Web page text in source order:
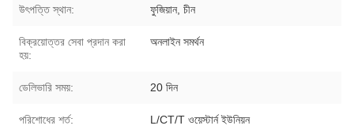
উৎপত্তি স্থান: ফুজিয়ান, চীন
বিক্রয়োত্তর সেবা প্রদান করা
হয়:
অনলাইন সমর্থন
ডেলিভারি সময়: 20 দিন
পরিশোধের শর্ত: L/CT/T ওয়েস্টার্ন ইউনিয়ন